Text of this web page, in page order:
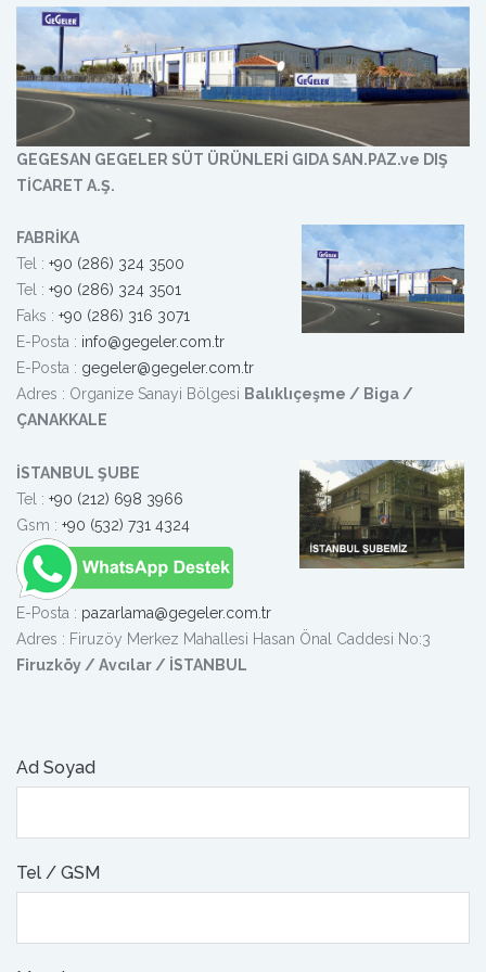
GEGESAN GEGELER SÜT ÜRÜNLERİ GIDA SAN.PAZ.ve DIŞ
TİCARET A.Ş.
FABRİKA
Tel : +90 (286) 324 3500
Tel : +90 (286) 324 3501
Faks : +90 (286) 316 3071
E-Posta : info@gegeler.com.tr
E-Posta : gegeler@gegeler.com.tr
Adres : Organize Sanayi Bölgesi Balıklıçeşme / Biga /
ÇANAKKALE
İSTANBUL ŞUBE
Tel : +90 (212) 698 3966
Gsm : +90 (532) 731 4324
E-Posta : pazarlama@gegeler.com.tr
Adres : Firuzöy Merkez Mahallesi Hasan Önal Caddesi No:3
Firuzköy / Avcılar / İSTANBUL
Ad Soyad
Tel / GSM